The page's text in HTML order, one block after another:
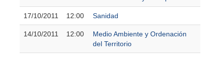
17/10/2011 12:00 Sanidad
14/10/2011 12:00
Medio Ambiente y Ordenación
del Territorio